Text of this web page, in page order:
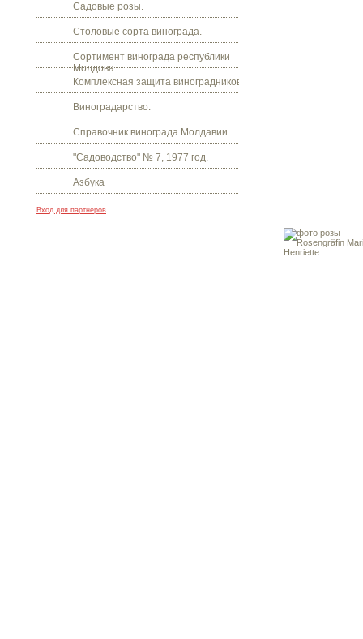
Садовые розы.
Столовые сорта винограда.
Сортимент винограда республики
Молдова.
Комплексная защита виноградников.
Виноградарство.
Справочник винограда Молдавии.
"Садоводство" № 7, 1977 год.
Азбука
Вход для партнеров